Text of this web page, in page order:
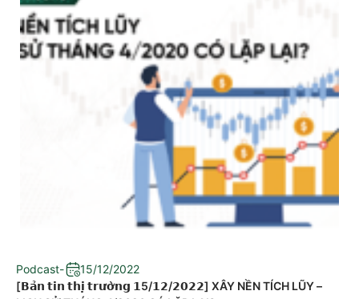
Podcast-
15/12/2022
[𝗕𝗮̉𝗻 𝘁𝗶𝗻 𝘁𝗵𝗶̣ 𝘁𝗿𝘂̛𝗼̛̀𝗻𝗴 𝟭5/𝟭𝟮/𝟮𝟬𝟮𝟮] XÂY NỀN TÍCH LŨY –